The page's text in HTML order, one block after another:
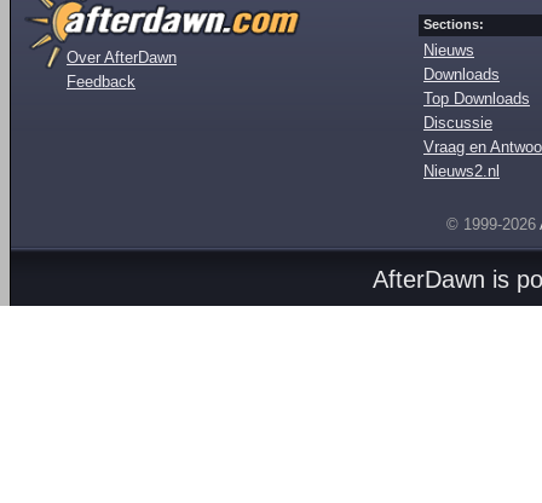
Over AfterDawn
Feedback
Sections:
Nieuws
Downloads
Top Downloads
Discussie
Vraag en
Nieuws2.nl
© 1999-2026
AfterDawn is